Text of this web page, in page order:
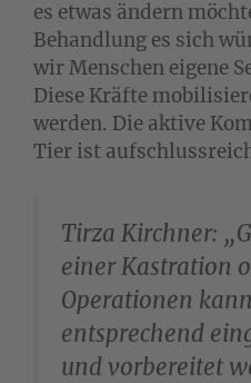
es etwas ändern
Behandlung es sich
wir Menschen eigene
Diese Kräfte
werden. Die aktive
Tier ist
Tirza Kirchner:
einer Kastration
Operationen
entsprechend
und vorbereitet